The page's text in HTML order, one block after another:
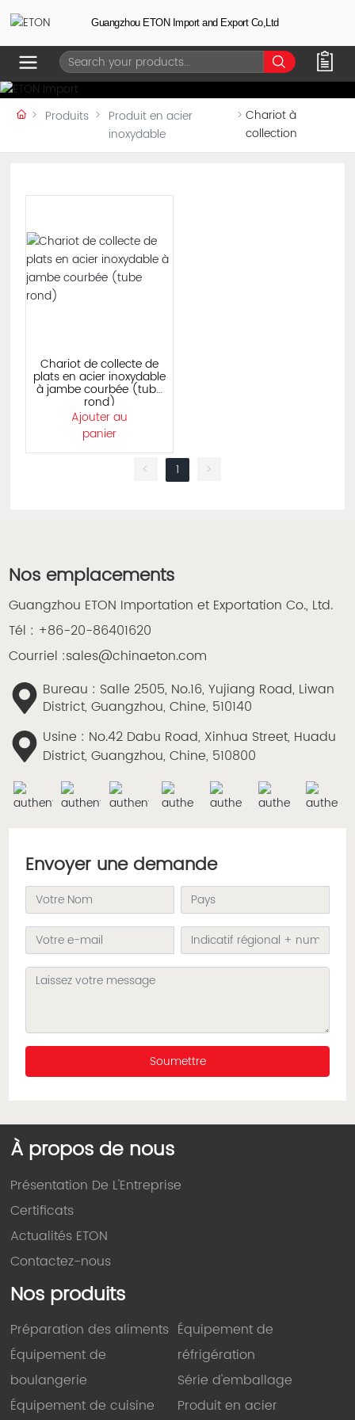
Guangzhou ETON Import and Export Co,Ltd
Produits
Produit en acier
inoxydable
Chariot à
collection
Chariot de collecte de
plats en acier inoxydable
à jambe courbée (tube
rond)
Ajouter au
panier
<
1 >
Nos emplacements
Guangzhou ETON Importation et Exportation Co., Ltd.
Tél : +86-20-86401620
Courriel :sales@chinaeton.com
Bureau : Salle 2505, No.16, Yujiang Road, Liwan
District, Guangzhou, Chine, 510140
Usine : No.42 Dabu Road, Xinhua Street, Huadu
District, Guangzhou, Chine, 510800
Envoyer une demande
Soumettre
À propos de nous
Présentation De L'Entreprise
Certificats
Actualités ETON
Contactez-nous
Nos produits
Préparation des aliments
Équipement de
boulangerie
Équipement de cuisine
Équipement de
réfrigération
Série d'emballage
Produit en acier